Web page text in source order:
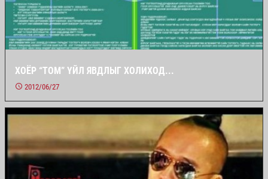
ХОЁР “ТОМ” ҮЙЛ ЯВДЛЫГ ХОЛИХОД...
2012/06/27